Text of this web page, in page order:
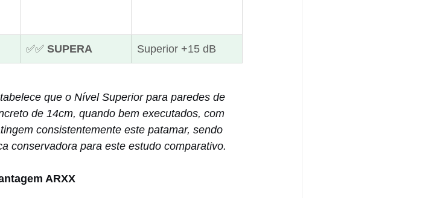
✅✅ SUPERA Superior +15 dB
que o Nível Superior para paredes de
de 14cm, quando bem executados, com
consistentemente este patamar, sendo
conservadora para este estudo comparativo.
ARXX